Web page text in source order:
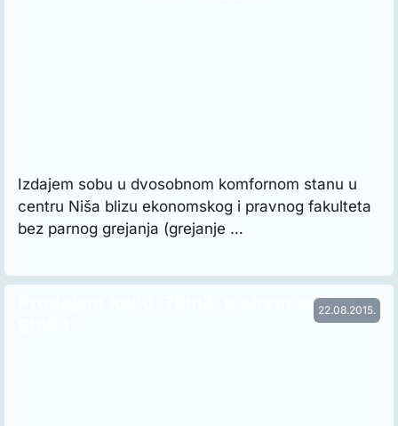
Izdajem sobu u dvosobnom komfornom stanu u
centru Niša blizu ekonomskog i pravnog fakulteta
bez parnog grejanja (grejanje …
22.08.2015.
Prodajem kuću, 70m2, u sirem centru